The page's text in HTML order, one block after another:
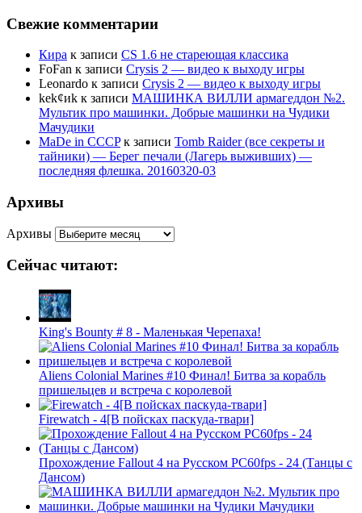
Свежие комментарии
Кира к записи CS 1.6 не стареющая классика
FoFan к записи Crysis 2 — видео к выходу игры
Leonardo к записи Crysis 2 — видео к выходу игры
kek¢иk к записи МАШИНКА ВИЛЛИ армагеддон №2.
Мультик про машинки. Добрые машинки на Чудики
Мачудики
MaDe in CCCPк записи Tomb Raider (все секреты и
тайники) — Берег печали (Лагерь выживших) —
последняя флешка. 20160320-03
Архивы
Архивы
Сейчас читают:
King's Bounty # 8 - Маленькая Черепаха!
Aliens Colonial Marines #10 Финал! Битва за корабль
пришельцев и встреча с королевой
Firewatch - 4[В пойсках паскуда-твари]
Прохождение Fallout 4 на Русском PС60fps - 24 (Танцы с
Дансом)